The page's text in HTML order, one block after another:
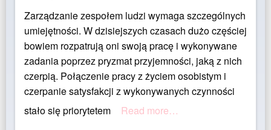
Zarządzanie zespołem ludzi wymaga szczególnych
umiejętności. W dzisiejszych czasach dużo częściej
bowiem rozpatrują oni swoją pracę i wykonywane
zadania poprzez pryzmat przyjemności, jaką z nich
czerpią. Połączenie pracy z życiem osobistym i
czerpanie satysfakcji z wykonywanych czynności
stało się priorytetem
Read more…